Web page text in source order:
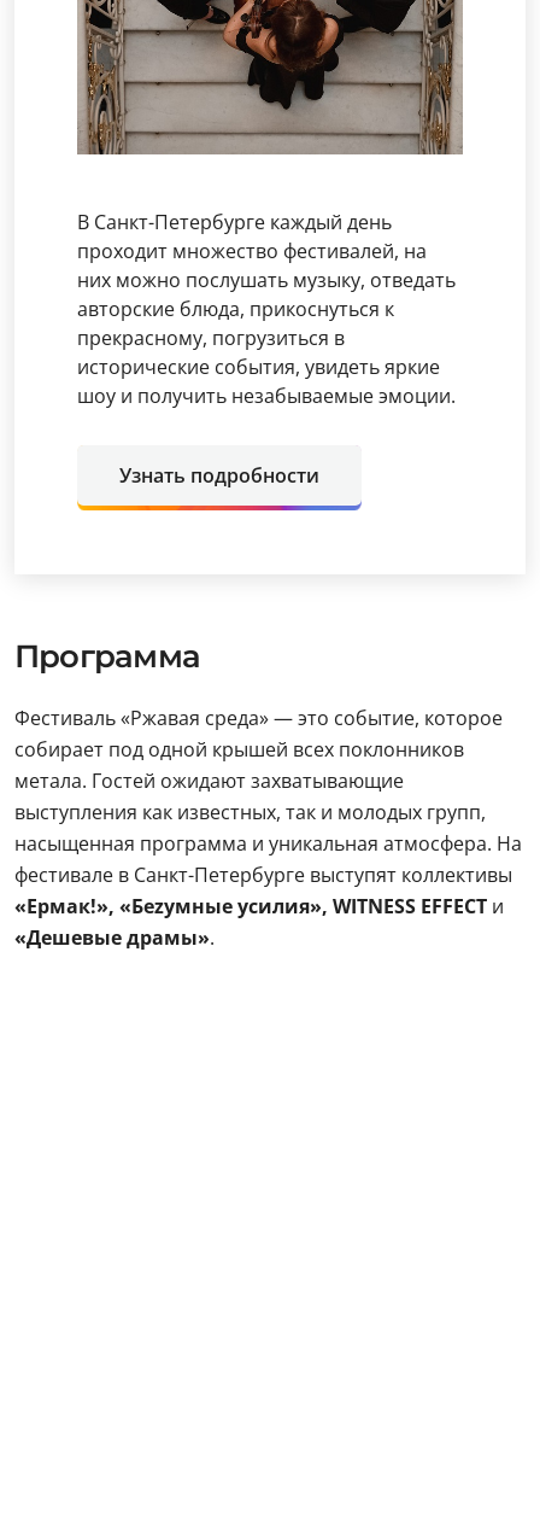
В Санкт-Петербурге каждый день
проходит множество фестивалей, на
них можно послушать музыку, отведать
авторские блюда, прикоснуться к
прекрасному, погрузиться в
исторические события, увидеть яркие
шоу и получить незабываемые эмоции.
Узнать подробности
Программа
Фестиваль «Ржавая среда» — это событие, которое
собирает под одной крышей всех поклонников
метала. Гостей ожидают захватывающие
выступления как известных, так и молодых групп,
насыщенная программа и уникальная атмосфера. На
фестивале в Санкт-Петербурге выступят коллективы
«Ермак!», «Беzумные усилия», WITNESS EFFECT и
«Дешевые драмы».